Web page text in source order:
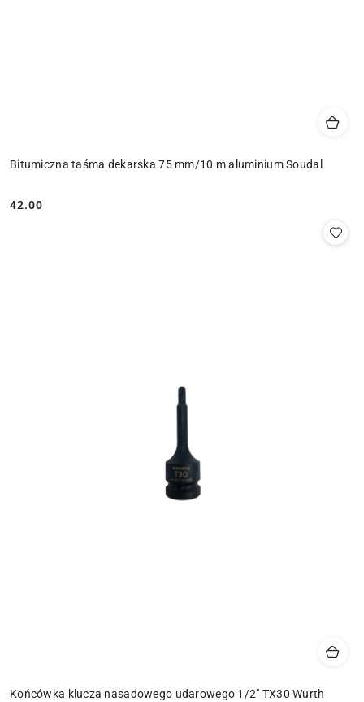
Bitumiczna taśma dekarska 75 mm/10 m aluminium Soudal
Cena:
42.00
Końcówka klucza nasadowego udarowego 1/2" TX30 Wurth